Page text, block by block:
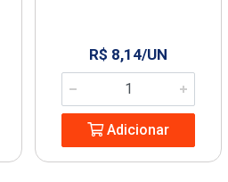
R$ 8,14/UN
Adicionar